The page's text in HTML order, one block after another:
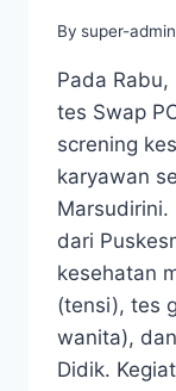
By super-admin
Pada
tes Swap
screning
karyawan
Marsudirini.
dari
kesehatan
(tensi), tes
wanita),
Didik.